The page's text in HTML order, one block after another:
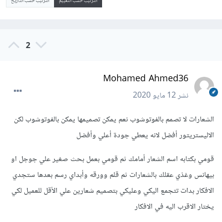
2
Mohamed Ahmed36
نشر12 مايو 2020
الشعارات لا تصمم بالفوتوشوب نعم يمكن تصميمها يمكن بالفوتوشوب لكن
الاليستريتور أفضل لانه يعطي جودة أعلي وأفضل
قومي بكتابه اسم الشعار أمامك ثم قومي بعمل بحث صغير علي جوجل او
بيهانس وغذي عقلك بالشعارات ثم قلم وورقه وأبداي رسم بعدها ستجدي
الافكار بدات تتجمع اليكي وعليكي بتصميم شعارين علي الأقل للعميل لكي
يختار الاقرب اليه في الافكار